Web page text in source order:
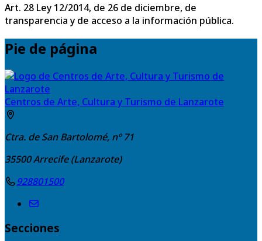
Art. 28 Ley 12/2014, de 26 de diciembre, de
transparencia y de acceso a la información pública.
Pie de página
Centros de Arte, Cultura y Turismo de Lanzarote
Ctra. de San Bartolomé, nº 71
35500Arrecife (Lanzarote)
928801500
Secciones